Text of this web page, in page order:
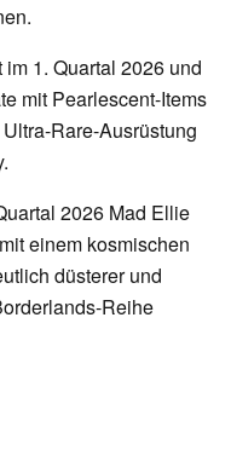
1. Quartal 2026 und
mit Pearlescent-Items
Rare-Ausrüstung
2026 Mad Ellie
einem kosmischen
düsterer und
Reihe